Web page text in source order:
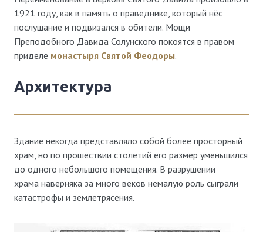
1921 году, как в память о праведнике, который нёс
послушание и подвизался в обители. Мощи
Преподобного Давида Солунского покоятся в правом
приделе монастыря Святой Феодоры.
Архитектура
Здание некогда представляло собой более просторный
храм, но по прошествии столетий его размер уменьшился
до одного небольшого помещения. В разрушении
храма наверняка за много веков немалую роль сыграли
катастрофы и землетрясения.